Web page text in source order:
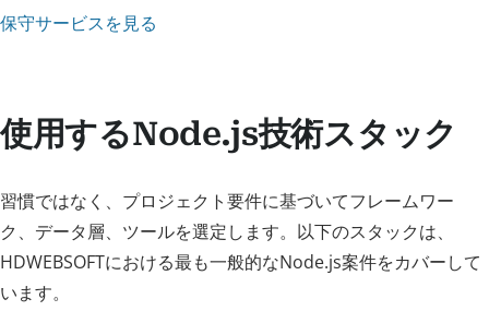
保守サービスを見る
使用するNode.js技術スタック
習慣ではなく、プロジェクト要件に基づいてフレームワー
ク、データ層、ツールを選定します。以下のスタックは、
HDWEBSOFTにおける最も一般的なNode.js案件をカバーして
います。